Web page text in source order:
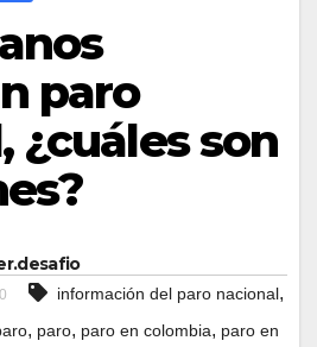
paro
¿cuáles son
información del paro nacional,
, paro, paro en colombia, paro en